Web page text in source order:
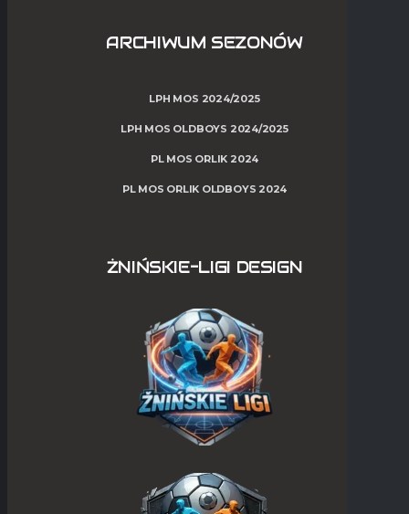
ARCHIWUM SEZONÓW
LPH MOS 2024/2025
LPH MOS OLDBOYS 2024/2025
PL MOS ORLIK 2024
PL MOS ORLIK OLDBOYS 2024
ŻNIŃSKIE-LIGI DESIGN